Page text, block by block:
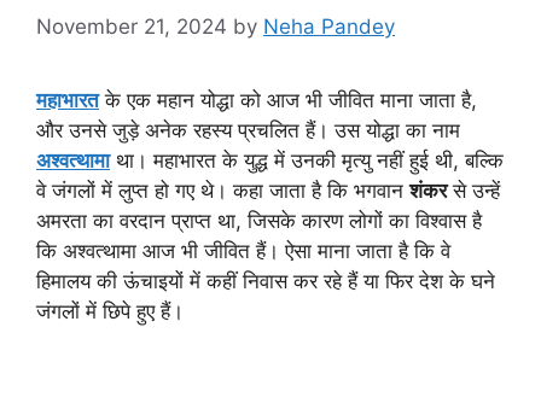
November 21, 2024 by Neha Pandey
महाभारतके एक महान योद्धा को आज भी जीवित माना जाता है,
और उनसे जुड़े अनेक रहस्य प्रचलित हैं। उस योद्धा का नाम
अश्वत्थामाथा। महाभारत के युद्ध में उनकी मृत्यु नहीं हुई थी, बल्कि
वे जंगलों में लुप्त हो गए थे। कहा जाता है कि भगवानशंकरसे उन्हें
अमरता का वरदान प्राप्त था, जिसके कारण लोगों का विश्वास है
कि अश्वत्थामा आज भी जीवित हैं। ऐसा माना जाता है कि वे
हिमालय की ऊंचाइयों में कहीं निवास कर रहे हैं या फिर देश के घने
जंगलों में छिपे हुए हैं।